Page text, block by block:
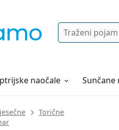
Pretraga
naočale Sunčane
Torične